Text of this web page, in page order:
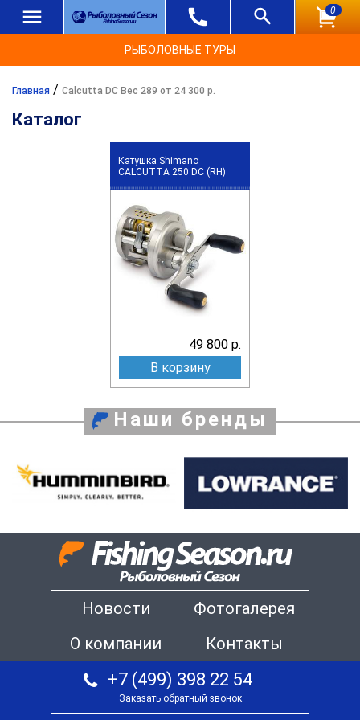
0
РЫБОЛОВНЫЕ ТУРЫ
Главная / Calcutta DC Вес 289 от 24 300 р.
Каталог
Катушка Shimano
CALCUTTA 250 DC (RH)
49 800 р.
В корзину
Наши бренды
Новости
Фотогалерея
О компании
Контакты
+7 (499) 398 22 54
Заказать обратный звонок